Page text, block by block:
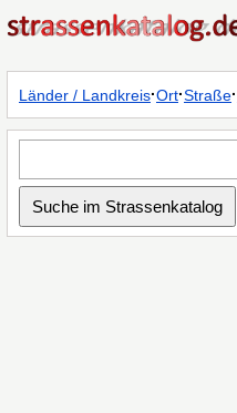
Länder / Landkreis·Ort·Straße·